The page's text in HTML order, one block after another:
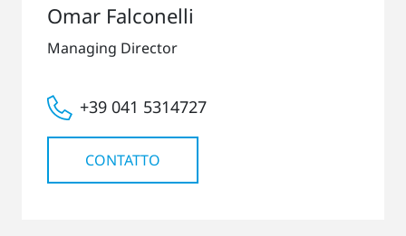
Omar Falconelli
Managing Director
+39 041 5314727
CONTATTO